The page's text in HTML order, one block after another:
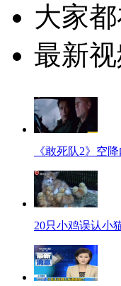
大家
最新
《敢死队2》空
20只小鸡误认小